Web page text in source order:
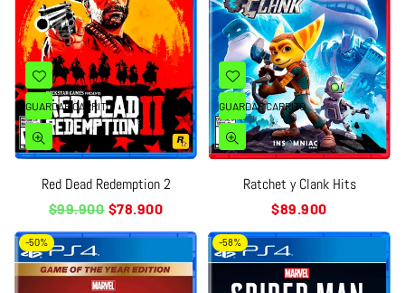
GUARDAR CARRITO
Red Dead Redemption 2
Precio
$99.900 $78.900
GUARDAR CARRITO
Ratchet y Clank Hits
Precio
$89.900
-50% -58%